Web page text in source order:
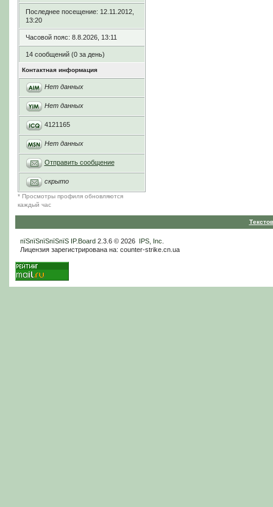
Последнее посещение: 12.11.2012,
13:20
Часовой пояс: 8.8.2026, 13:11
14 сообщений (0 за день)
Контактная информация
Нет данных
Нет данных
4121165
Нет данных
Отправить сообщение
скрыто
* Просмотры профиля обновляются
каждый час
пїЅпїЅпїЅпїЅпїЅ IP.Board2.3.6 © 2026 IPS, Inc
Лицензия зарегистрирована на: counter-strike.cn.ua